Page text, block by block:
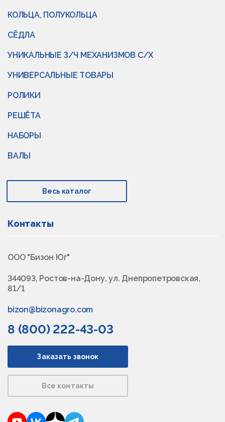
КОЛЬЦА, ПОЛУКОЛЬЦА
СЁДЛА
УНИКАЛЬНЫЕ З/Ч МЕХАНИЗМОВ С/Х
УНИВЕРСАЛЬНЫЕ ТОВАРЫ
РОЛИКИ
РЕШЁТА
НАБОРЫ
ВАЛЫ
Весь каталог
Контакты
ООО "Бизон Юг"
344093, Ростов-на-Дону, ул. Днепропетровская,
81/1
bizon@bizonagro.com
8 (800) 222-43-03
Заказать звонок
Все контакты